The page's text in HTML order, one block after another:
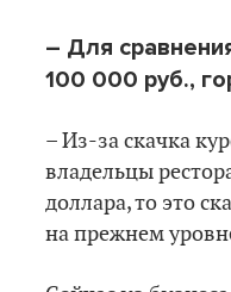
– Для
100 000 руб.,
–Из-за скачка
владельцы
доллара, то это
на прежнем